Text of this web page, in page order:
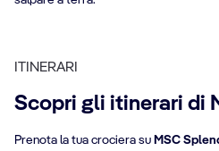
ITINERARI
Scopri gli itinerari di
Prenota la tua crociera su MSC